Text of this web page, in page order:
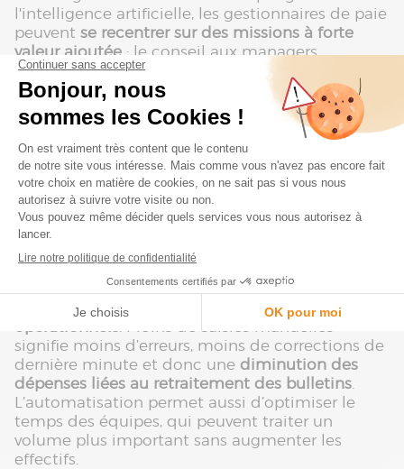
l'intelligence artificielle, les gestionnaires de paie
peuvent se recentrer sur des missions à forte
valeur ajoutée : le conseil aux managers,
l’accompagnement juridique, ou encore
l’amélioration de l’expérience collaborateur.
Les impacts pour l’entreprise et les
collaborateurs
Réduction des coûts liés aux erreurs
et aux ressaisies
En effet,l’entreprise réduit ses coûts
opérationnels. Moins de saisies manuelles
signifie moins d’erreurs, moins de corrections de
dernière minute et donc une diminution des
dépenses liées au retraitement des bulletins.
L’automatisation permet aussi d’optimiser le
temps des équipes, qui peuvent traiter un
volume plus important sans augmenter les
effectifs.